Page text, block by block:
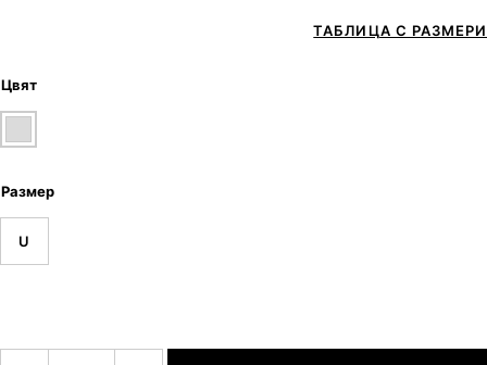
ТАБЛИЦА С РАЗМЕРИ
Цвят
Размер
U